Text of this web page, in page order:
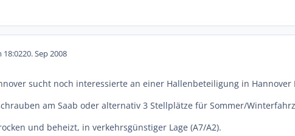
18:0220. Sep 2008
sucht noch interessierte an einer Hallenbeteiligung in Hannover
am Saab oder alternativ 3 Stellplätze für Sommer/
und beheizt, in verkehrsgünstiger Lage (A7/A2).